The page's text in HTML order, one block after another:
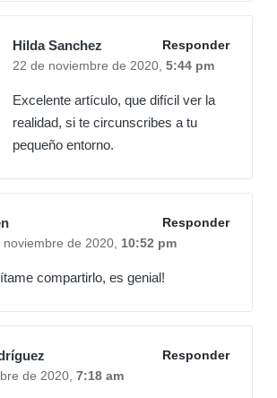
Hilda Sanchez
Responder
22 de noviembre de 2020, 5:44 pm
Excelente artículo, que difícil ver la
realidad, si te circunscribes a tu
pequeño entorno.
Responder
noviembre de 2020, 10:52 pm
compartirlo, es genial!
Responder
de 2020, 7:18 am